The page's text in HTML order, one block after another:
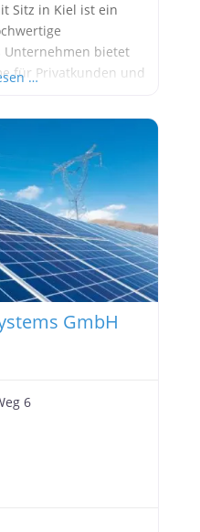
Sitz in Kiel ist ein
Unternehmen bietet
für Privatkunden und
stärken möchten.
basieren
Quellen und
der Sünnergie
…
GmbH
6